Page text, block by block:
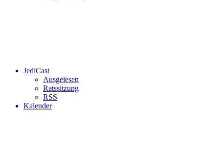
JediCast
Ausgelesen
Ratssitzung
RSS
Kalender